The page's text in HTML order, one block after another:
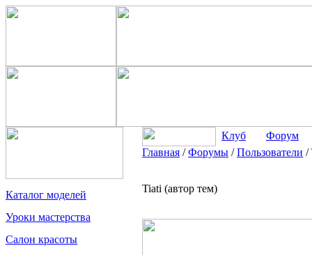
Каталог моделей
Уроки мастерства
Салон красоты
Клуб
Форум
Главная /Форумы /Пользователи /
Tiati (автор тем)